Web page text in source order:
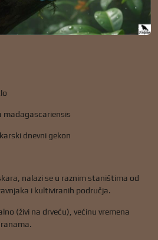
madagascariensis
dnevni gekon
nalazi se u raznim staništima od
i kultiviranih područja.
(živi na drveću), većinu vremena